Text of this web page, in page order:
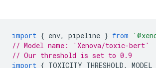
import { env, pipeline } from
// Model name: 'Xenova/toxic-
// Our threshold is set to 0.9
import
{ TOXICITY_THRESHOLD,